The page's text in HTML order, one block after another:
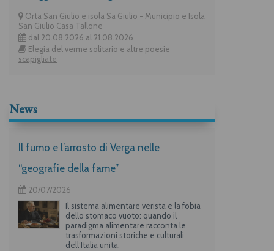
Orta San Giulio e isola Sa Giulio - Municipio e Isola
San Giulio Casa Tallone
dal 20.08.2026 al 21.08.2026
Elegia del verme solitario e altre poesie
scapigliate
News
Il fumo e l’arrosto di Verga nelle
“geografie della fame”
20/07/2026
Il sistema alimentare verista e la fobia
dello stomaco vuoto: quando il
paradigma alimentare racconta le
trasformazioni storiche e culturali
dell’Italia unita.